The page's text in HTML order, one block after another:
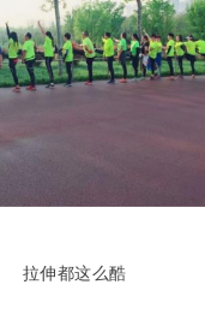
拉伸都这么酷